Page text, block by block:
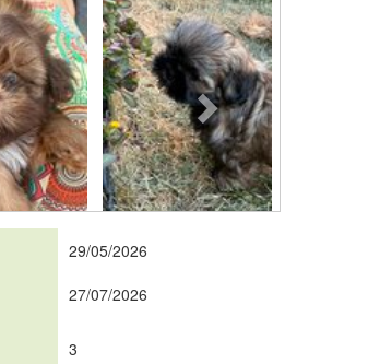
29/05/2026
27/07/2026
3